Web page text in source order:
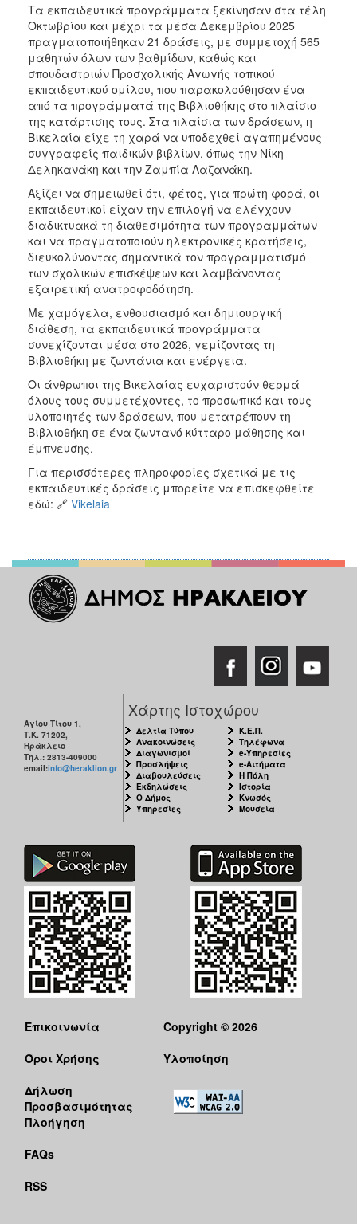
Τα εκπαιδευτικά προγράμματα ξεκίνησαν στα τέλη
Οκτωβρίου και μέχρι τα μέσα Δεκεμβρίου 2025
πραγματοποιήθηκαν 21 δράσεις, με συμμετοχή 565
μαθητών όλων των βαθμίδων, καθώς και
σπουδαστριών Προσχολικής Αγωγής τοπικού
εκπαιδευτικού ομίλου, που παρακολούθησαν ένα
από τα προγράμματά της Βιβλιοθήκης στο πλαίσιο
της κατάρτισης τους. Στα πλαίσια των δράσεων, η
Βικελαία είχε τη χαρά να υποδεχθεί αγαπημένους
συγγραφείς παιδικών βιβλίων, όπως την Νίκη
Δεληκανάκη και την Ζαμπία Λαζανάκη.
Αξίζει να σημειωθεί ότι, φέτος, για πρώτη φορά, οι
εκπαιδευτικοί είχαν την επιλογή να ελέγχουν
διαδικτυακά τη διαθεσιμότητα των προγραμμάτων
και να πραγματοποιούν ηλεκτρονικές κρατήσεις,
διευκολύνοντας σημαντικά τον προγραμματισμό
των σχολικών επισκέψεων και λαμβάνοντας
εξαιρετική ανατροφοδότηση.
Με χαμόγελα, ενθουσιασμό και δημιουργική
διάθεση, τα εκπαιδευτικά προγράμματα
συνεχίζονται μέσα στο 2026, γεμίζοντας τη
Βιβλιοθήκη με ζωντάνια και ενέργεια.
Οι άνθρωποι της Βικελαίας ευχαριστούν θερμά
όλους τους συμμετέχοντες, το προσωπικό και τους
υλοποιητές των δράσεων, που μετατρέπουν τη
Βιβλιοθήκη σε ένα ζωντανό κύτταρο μάθησης και
έμπνευσης.
Για περισσότερες πληροφορίες σχετικά με τις
εκπαιδευτικές δράσεις μπορείτε να επισκεφθείτε
εδώ: 🔗 Vikelaia
Αγίου Τίτου 1,
Τ.Κ. 71202,
Ηράκλειο
Τηλ.: 2813-409000
email:info@heraklion.gr
Χάρτης Ιστοχώρου
Δελτία Τύπου
Ανακοινώσεις
Διαγωνισμοί
Προσλήψεις
Διαβουλεύσεις
Εκδηλώσεις
Ο Δήμος
Υπηρεσίες
Κ.Ε.Π.
Τηλέφωνα
e-Υπηρεσίες
e-Αιτήματα
Η Πόλη
Ιστορία
Κνωσός
Μουσεία
Επικοινωνία
Όροι Χρήσης
Δήλωση
Προσβασιμότητας
Πλοήγηση
FAQs
RSS
Copyright © 2026
Υλοποίηση